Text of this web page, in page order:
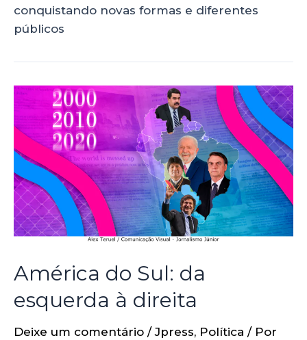
conquistando novas formas e diferentes
públicos
América do Sul: da
esquerda à direita
Deixe um comentário /Jpress, Política / Por